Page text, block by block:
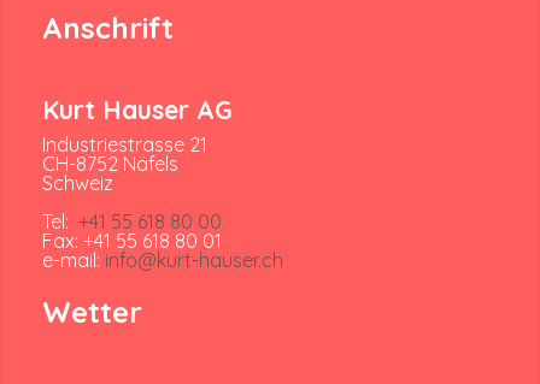
Anschrift
Kurt Hauser AG
Industriestrasse 21
CH-8752 Näfels
Schweiz
Tel: +41 55 618 80 00
Fax: +41 55 618 80 01
e-mail: info@kurt-hauser.ch
Wetter